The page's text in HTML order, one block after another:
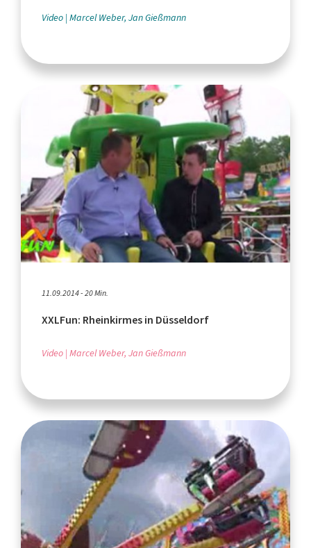
Video Marcel Weber, Jan Gießmann
11.09.2014 - 20 Min.
XXLFun: Rheinkirmes in Düsseldorf
Video Marcel Weber, Jan Gießmann